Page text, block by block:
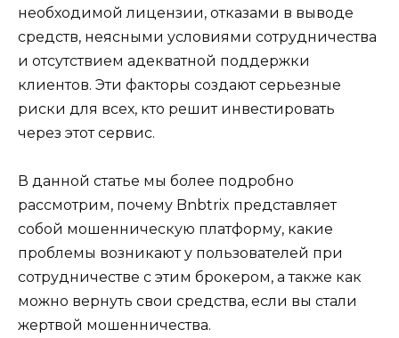
необходимой лицензии, отказами в выводе
средств, неясными условиями сотрудничества
и отсутствием адекватной поддержки
клиентов. Эти факторы создают серьезные
риски для всех, кто решит инвестировать
через этот сервис.
В данной статье мы более подробно
рассмотрим, почему Bnbtrix представляет
собой мошенническую платформу, какие
проблемы возникают у пользователей при
сотрудничестве с этим брокером, а также как
можно вернуть свои средства, если вы стали
жертвой мошенничества.